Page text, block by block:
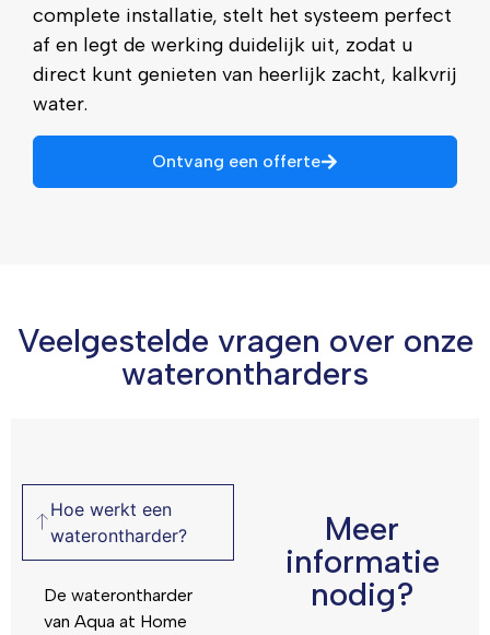
complete installatie, stelt het systeem perfect
af en legt de werking duidelijk uit, zodat u
direct kunt genieten van heerlijk zacht, kalkvrij
water.
Ontvang een offerte
Veelgestelde vragen over onze
waterontharders
Hoe werkt een
waterontharder?
De waterontharder
van Aqua at Home
Meer
informatie
nodig?